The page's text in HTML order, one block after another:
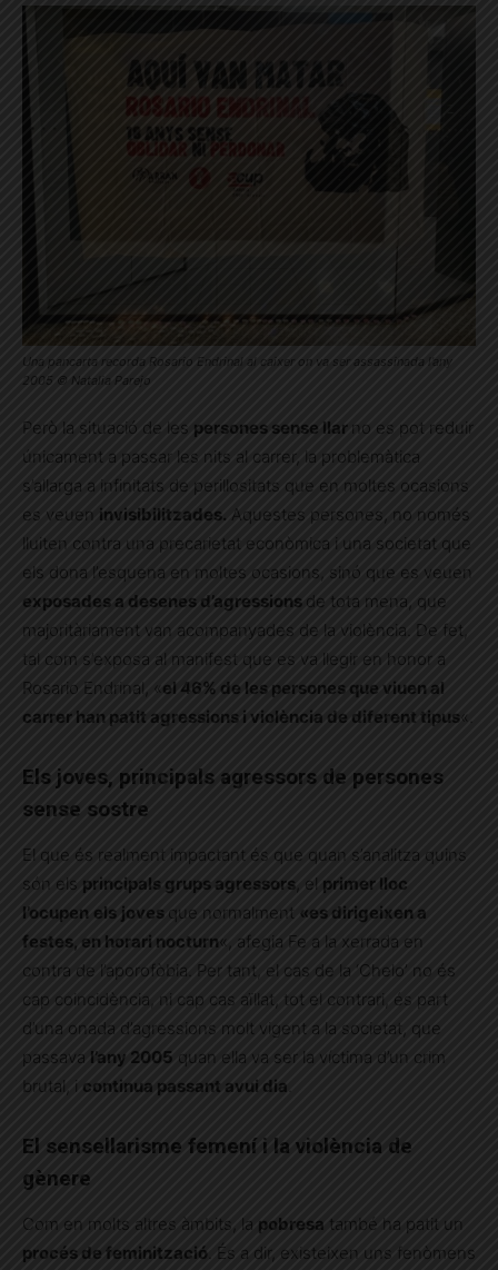
Una pancarta recorda Rosario Endrinal al caixer on va ser assassinada l’any
2005 © Natalia Parejo
Però la situació de les persones sense llar no es pot reduir
únicament a passar les nits al carrer, la problemàtica
s’allarga a infinitats de perillositats que en moltes ocasions
es veuen invisibilitzades. Aquestes persones, no només
lluiten contra una precarietat econòmica i una societat que
els dona l’esquena en moltes ocasions, sinó que es veuen
exposades a desenes d’agressions de tota mena, que
majoritàriament van acompanyades de la violència. De fet,
tal com s’exposa al manifest que es va llegir en honor a
Rosario Endrinal, «el 46% de les persones que viuen al
carrer han patit agressions i violència de diferent tipus«.
Els joves, principals agressors de persones
sense sostre
El que és realment impactant és que quan s’analitza quins
són els principals grups agressors, el primer lloc
l’ocupen els joves que normalment «es dirigeixen a
festes, en horari nocturn«, afegia Fe a la xerrada en
contra de l’aporofòbia. Per tant, el cas de la ‘Chelo’ no és
cap coincidència, ni cap cas aïllat, tot el contrari, és part
d’una onada d’agressions molt vigent a la societat, que
passava l’any 2005 quan ella va ser la víctima d’un crim
brutal, i continua passant avui dia
El sensellarisme femení i la violència de
gènere
Com en molts altres àmbits, la pobresa també ha patit un
procés de feminització. És a dir, existeixen uns fenòmens